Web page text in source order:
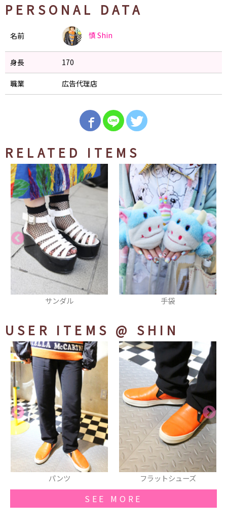
PERSONAL DATA
名前 慎Shin
身長 170
職業 広告代理店
RELATED ITEMS
手袋 ジャケット
USER ITEMS @ SHIN
フラットシューズ RRR LOGO COACH JACKET
SEE MORE